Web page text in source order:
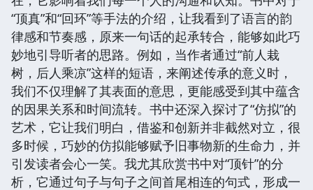
“顶真”和“回环”等手法的介绍，让我看到了语言的韵
律感和节奏感，原来一句话的起承转合，能够如此巧
妙地引导听者的思路。例如，当作者通过“前人栽
树，后人乘凉”这样的短语，来阐述传承的意义时，
我们不仅理解了其表面的意思，更能感受到其中蕴含
的因果关系和时间流转。书中还深入探讨了“仿拟”的
艺术，它让我们明白，借鉴和创新并非截然对立，很
多时候，巧妙的仿拟能够赋予旧事物新的生命力，并
引发读者会心一笑。我尤其欣赏书中对“顶针”的分
析，它通过句子与句子之间首尾相连的句式，形成一